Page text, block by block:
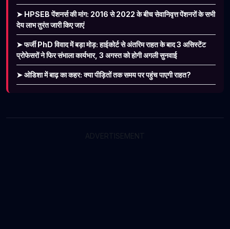
➤ HPSEB पेंशनर्स की मांग: 2016 से 2022 के बीच सेवानिवृत्त पेंशनरों के सभी
देय लाभ तुरंत जारी किए जाएं
➤ फर्जी PhD विवाद में बड़ा मोड़: हाईकोर्ट से अंतरिम राहत के बाद 3 असिस्टेंट
प्रोफेसरों ने फिर संभाला कार्यभार, 3 अगस्त को होगी अगली सुनवाई
➤ ओडिशा में बाढ़ का कहर: क्या पीड़ितों तक समय पर पहुंच पाएगी राहत?
ADVERTISEMENT